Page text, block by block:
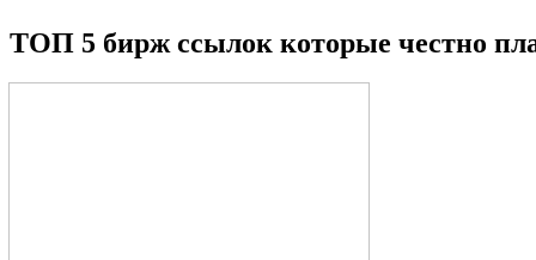
ТОП 5 бирж ссылок которые честно